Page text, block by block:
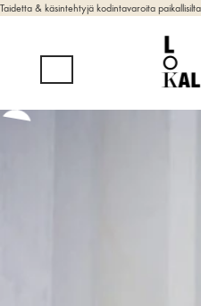
Taidetta & käsintehtyjä kodintavaroita